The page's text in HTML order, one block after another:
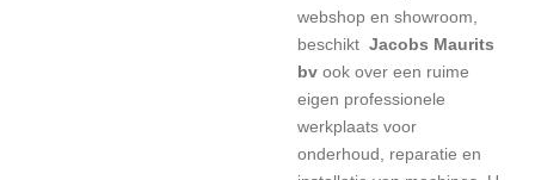
webshop en showroom,
beschikt Jacobs Maurits
bv ook over een ruime
eigen professionele
werkplaats voor
onderhoud, reparatie en